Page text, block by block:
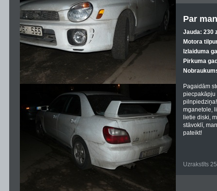
Par
Jauda: 230
Motora
Izlaiduma
Pirkuma
Pagaidām
piecpakāpju
mganetole,
lietie diski,
stāvoklī,
pateikt!
Uzrakstīts